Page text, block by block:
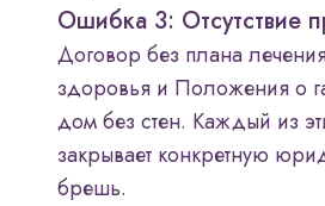
Ошибка 3: Отсутствие
Договор без плана
здоровья и Положения о
дом без стен. Каждый из
закрывает конкретную
брешь.